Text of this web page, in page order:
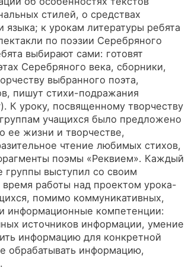
стилей, о средствах
языка; к урокам литературы ребята
по поэзии Серебряного
выбирают сами: готовят
Серебряного века, сборники,
выбранного поэта,
пишут стихи-подражания
К уроку, посвященному творчеству
учащихся было предложено
ее жизни и творчестве,
чтение любимых стихов,
поэмы «Реквием». Каждый
группы выступил со своим
работы над проектом урока-
помимо коммуникативных,
информационные компетенции:
источников информации, умение
информацию для конкретной
обрабатывать информацию,